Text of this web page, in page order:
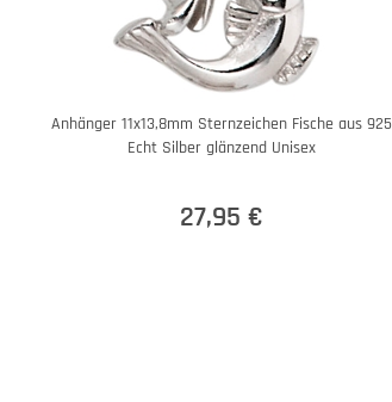
Anhänger 11x13,8mm Sternzeichen Fische aus 925
Echt Silber glänzend Unisex
27,95 €